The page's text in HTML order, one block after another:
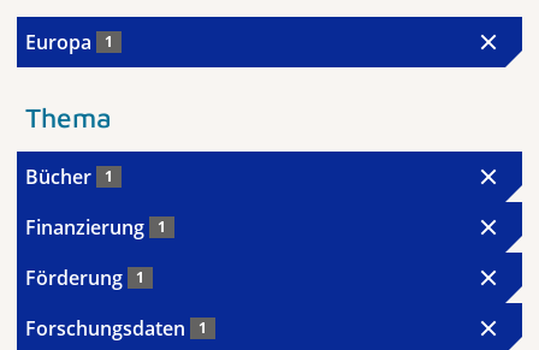
Europa 1
Thema
Bücher 1
Finanzierung 1
Förderung 1
Forschungsdaten 1